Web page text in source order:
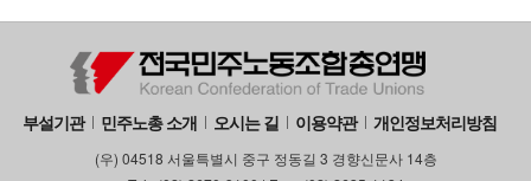
부설기관 민주노총 소개 오시는 길 이용약관 개인정보처리방침
(우) 04518 서울특별시 중구 정동길 3 경향신문사 14층